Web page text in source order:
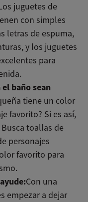
juguetes de
con simples
letras de espuma,
y los juguetes
para
baño sean
tiene un color
favorito? Si es así,
toallas de
personajes
favorito para
Con una
empezar a dejar